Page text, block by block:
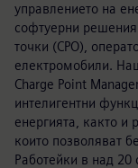
управлението на
софтуерни
точки (CPO),
електромобили.
Charge Point
интелигентни
енергията, както и
които позволяват
Работейки в над 20